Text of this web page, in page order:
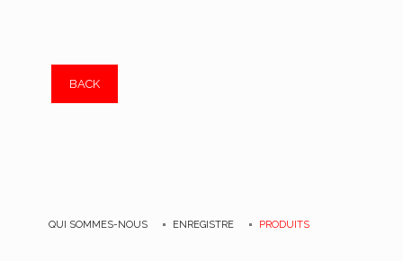
BACK
QUI SOMMES-NOUS ENREGISTRE PRODUITS